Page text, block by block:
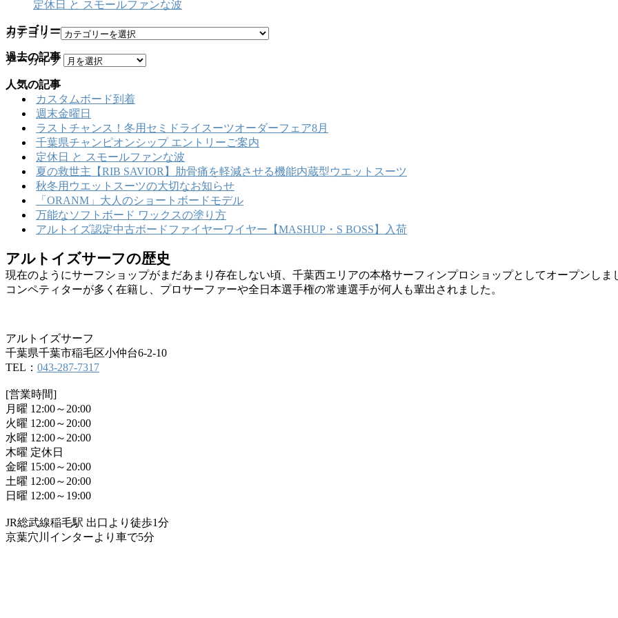
定休日 と スモールファンな波
カテゴリー
カテゴリー
過去の記事
アーカイブ
人気の記事
カスタムボード到着
週末金曜日
ラストチャンス！冬用セミドライスーツオーダーフェア8月
千葉県チャンピオンシップ エントリーご案内
定休日 と スモールファンな波
夏の救世主【RIB SAVIOR】肋骨痛を軽減させる機能内蔵型ウエットスーツ
秋冬用ウエットスーツの大切なお知らせ
「ORANM」大人のショートボードモデル
万能なソフトボード ワックスの塗り方
アルトイズ認定中古ボードファイヤーワイヤー【MASHUP・S BOSS】入荷
アルトイズサーフの歴史
現在のようにサーフショップがまだあまり存在しない頃、千葉西エリアの本格サーフィンプロショップとしてオープンしま
コンペティターが多く在籍し、プロサーファーや全日本選手権の常連選手が何人も輩出されました。
アルトイズサーフ
千葉県千葉市稲毛区小仲台6-2-10
TEL： 043-287-7317
[営業時間]
月曜 12:00～20:00
火曜 12:00～20:00
水曜 12:00～20:00
木曜 定休日
金曜 15:00～20:00
土曜 12:00～20:00
日曜 12:00～19:00
JR総武線稲毛駅 出口より徒歩1分
京葉穴川インターより車で5分